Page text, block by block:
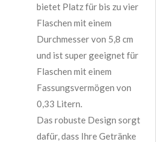
bietet Platz für bis zu vier
Flaschen mit einem
Durchmesser von 5,8 cm
und ist super geeignet für
Flaschen mit einem
Fassungsvermögen von
0,33 Litern.
Das robuste Design sorgt
dafür, dass Ihre Getränke